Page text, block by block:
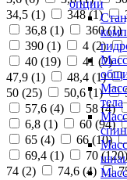
опции
тела
34,5 (1) 348 (1)
36,8 (1) 360 (1)
390 (1) 4 (2)
40 (19) 41 (2)
47,9 (1) 48,4 (1)
50 (25) 50,6 (1)
57,6 (4) 58 (4)
6,8 (1) 60 (94)
65 (4) 66 (10)
69,4 (1) 70 (120
74 (2) 74,6 (4)